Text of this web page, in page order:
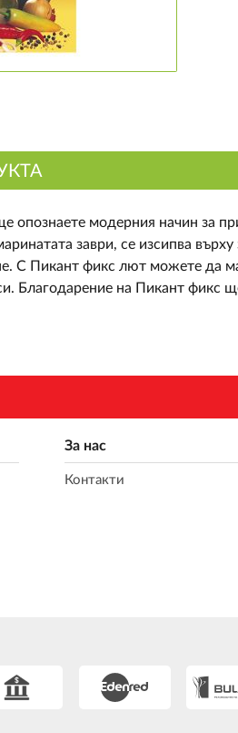
модерния начин за
заври, се изсипва
С Пикант фикс лют можете да
Благодарение на Пикант фикс
За нас
Контакти